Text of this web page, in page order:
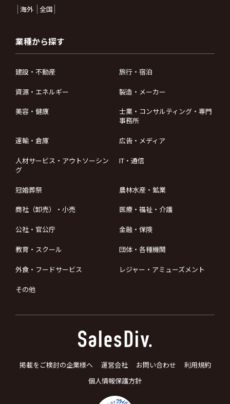
海外
全国
業種から探す
建設・不動産 旅行・宿泊
資源・エネルギー 製造・メーカー
美容・健康
士業・コンサルティング・専門
事務所
運輸・倉庫 広告・メディア
人材サービス・アウトソーシン
グ
IT・通信
冠婚葬祭 農林水産・鉱業
商社（卸売）・小売 医療・福祉・介護
公社・官公庁 金融・保険
教育・スクール 団体・各種機関
外食・フードサービス レジャー・アミューズメント
その他
掲載をご検討の企業様へ 運営会社 お問い合わせ
利用規約
個人情報保護方針